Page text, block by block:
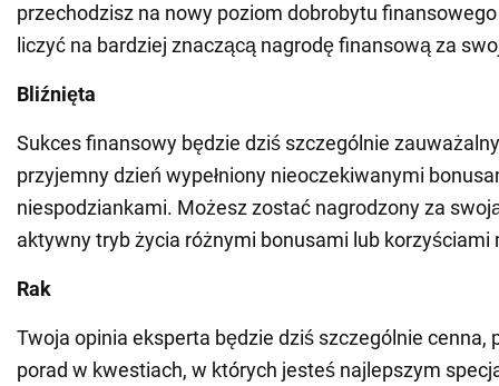
przechodzisz na nowy poziom dobrobytu
liczyć na bardziej znaczącą nagrodę finansową za
Bliźnięta
Sukces finansowy będzie dziś szczególnie
przyjemny dzień wypełniony nieoczekiwanymi
niespodziankami. Możesz zostać nagrodzony za
aktywny tryb życia różnymi bonusami lub korzyściami
Rak
Twoja opinia eksperta będzie dziś szczególnie cenna,
porad w kwestiach, w których jesteś najlepszym